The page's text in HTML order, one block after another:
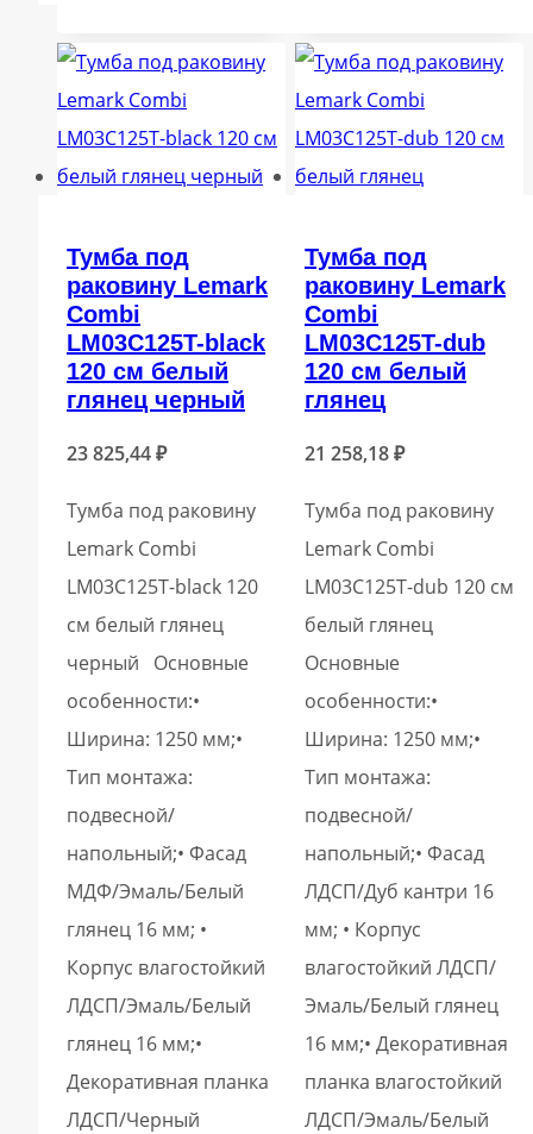
Тумба под
раковину Lemark
Combi
LM03C125T-black
120 см белый
глянец черный
23 825,44₽
Тумба под раковину
Lemark Combi
LM03C125T-black 120
см белый глянец
черный Основные
особенности:•
Ширина: 1250 мм;•
Тип монтажа:
подвесной/
напольный;• Фасад
МДФ/Эмаль/Белый
глянец 16 мм; •
Корпус влагостойкий
ЛДСП/Эмаль/Белый
глянец 16 мм;•
Декоративная планка
ЛДСП/Черный
Тумба под
раковину Lemark
Combi
LM03C125T-dub
120 см белый
глянец
21 258,18₽
Тумба под раковину
Lemark Combi
LM03C125T-dub 120 см
белый глянец
Основные
особенности:•
Ширина: 1250 мм;•
Тип монтажа:
подвесной/
напольный;• Фасад
ЛДСП/Дуб кантри 16
мм; • Корпус
влагостойкий ЛДСП/
Эмаль/Белый глянец
16 мм;• Декоративная
планка влагостойкий
ЛДСП/Эмаль/Белый